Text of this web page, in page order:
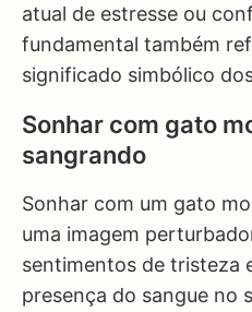
atual de estresse ou
fundamental também
significado simbólico
Sonhar com gato
sangrando
Sonhar com um gato
uma imagem
sentimentos de tristeza
presença do sangue no